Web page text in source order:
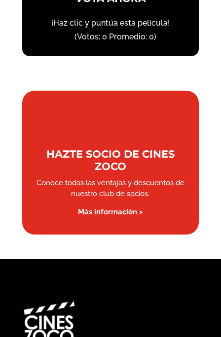
¡Haz clic y puntúa esta película!
(Votos: 0 Promedio: 0)
HAZTE SOCIO DE CINES
ZOCO
Conoce todas las ventajas y descuentos de
nuestro club de socios.
Más información >